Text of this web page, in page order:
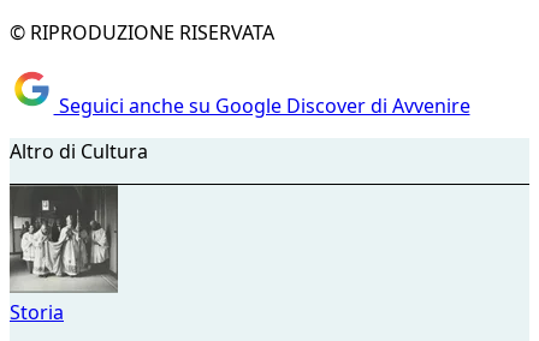
© RIPRODUZIONE RISERVATA
Seguici anche su Google Discover di Avvenire
Altro di Cultura
Storia